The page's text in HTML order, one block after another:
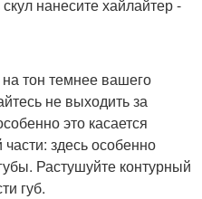
нанесите хайлайтер -
тон темнее вашего
не выходить за
это касается
части: здесь особенно
Растушуйте контурный
губ.